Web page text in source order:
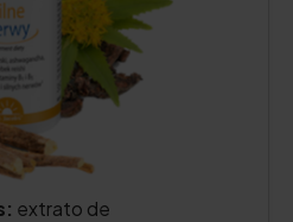
extrato de